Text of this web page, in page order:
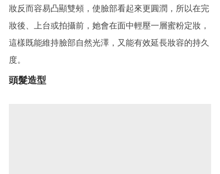
妝反而容易凸顯雙頰，使臉部看起來更圓潤，所以在完
妝後、上台或拍攝前，她會在面中輕壓一層蜜粉定妝，
這樣既能維持臉部自然光澤，又能有效延長妝容的持久
度。
頭髮造型